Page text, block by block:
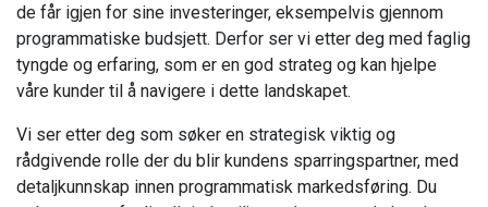
de får igjen for sine investeringer, eksempelvis gjennom
programmatiske budsjett. Derfor ser vi etter deg med faglig
tyngde og erfaring, som er en god strateg og kan hjelpe
våre kunder til å navigere i dette landskapet.
Vi ser etter deg som søker en strategisk viktig og
rådgivende rolle der du blir kundens sparringspartner, med
detaljkunnskap innen programmatisk markedsføring. Du